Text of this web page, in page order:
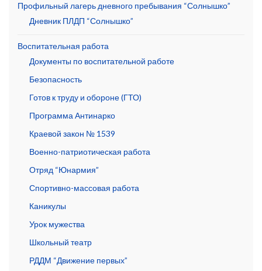
Профильный лагерь дневного пребывания “Солнышко”
Дневник ПЛДП “Солнышко”
Воспитательная работа
Документы по воспитательной работе
Безопасность
Готов к труду и обороне (ГТО)
Программа Антинарко
Краевой закон № 1539
Военно-патриотическая работа
Отряд “Юнармия”
Спортивно-массовая работа
Каникулы
Урок мужества
Школьный театр
РДДМ “Движение первых”